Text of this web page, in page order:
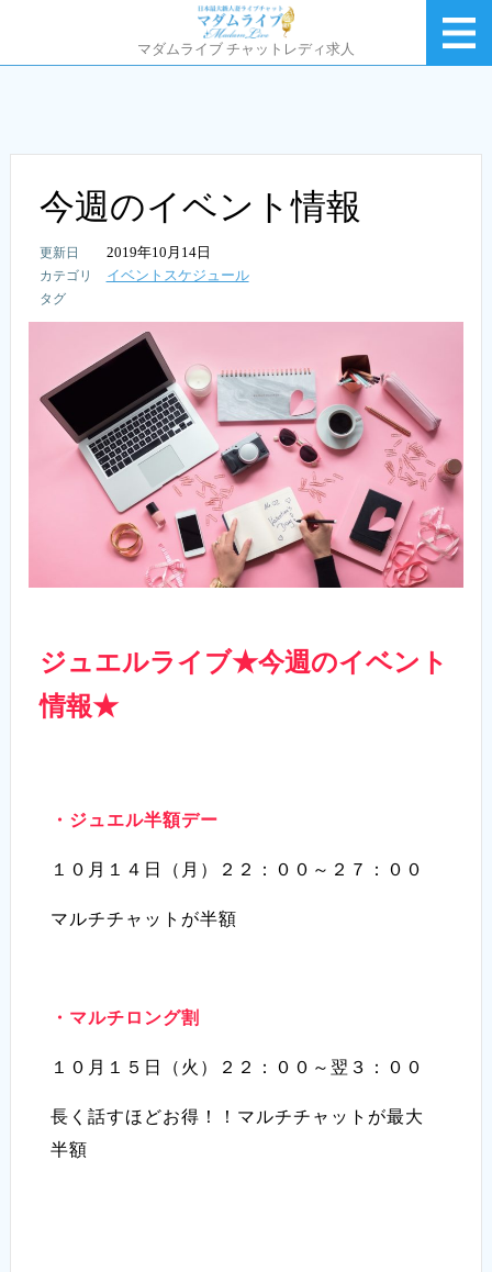
マダムライブ チャットレディ求人
今週のイベント情報
2019年10月14日
イベントスケジュール
ジュエルライブ★今週のイベント
情報★
・ジュエル半額デー
１０月１４日（月）２２：００～２７：００
マルチチャットが半額
・マルチロング割
１０月１５日（火）２２：００～翌３：００
長く話すほどお得！！マルチチャットが最大
半額